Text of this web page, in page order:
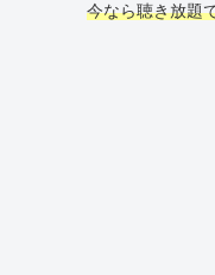
今なら聴き放題